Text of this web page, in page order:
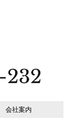
会社案内